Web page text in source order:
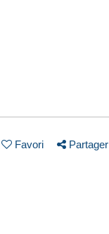
Favori Partager